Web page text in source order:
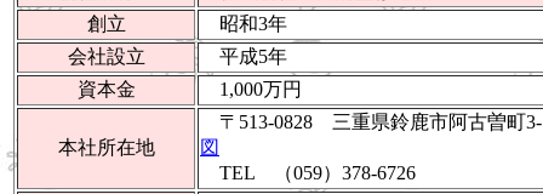
創立
昭和3年
会社設立
平成5年
資本金
1,000万円
本社所在地
〒513-0828 三重県鈴鹿市阿古
図
TEL （059）378-6726